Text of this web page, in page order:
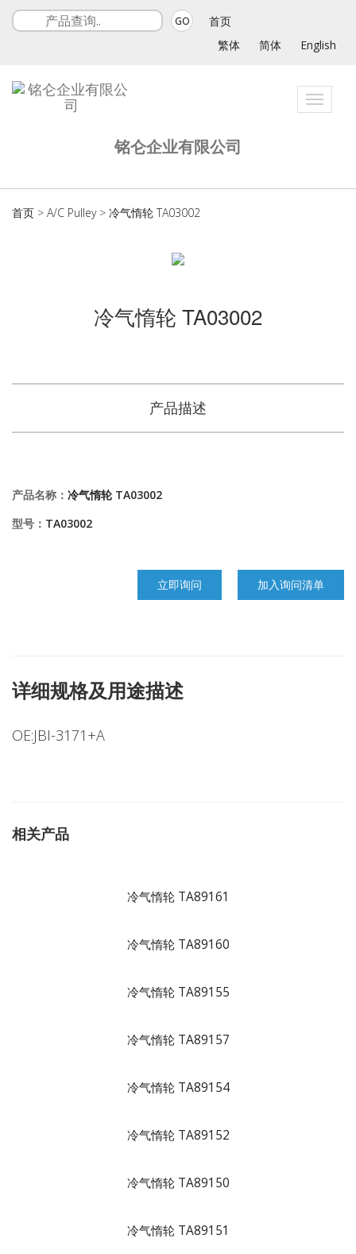
GO
首页
繁体
简体 English
Toggle
铭仑企业有限公司
首页 > A/C Pulley> 冷气惰轮 TA03002
冷气惰轮 TA03002
产品描述
产品名称： 冷气惰轮 TA03002
型号： TA03002
立即询问 加入询问清单
详细规格及用途描述
OE:JBI-3171+A
相关产品
冷气惰轮 TA89161
冷气惰轮 TA89160
冷气惰轮 TA89155
冷气惰轮 TA89157
冷气惰轮 TA89154
冷气惰轮 TA89152
冷气惰轮 TA89150
冷气惰轮 TA89151